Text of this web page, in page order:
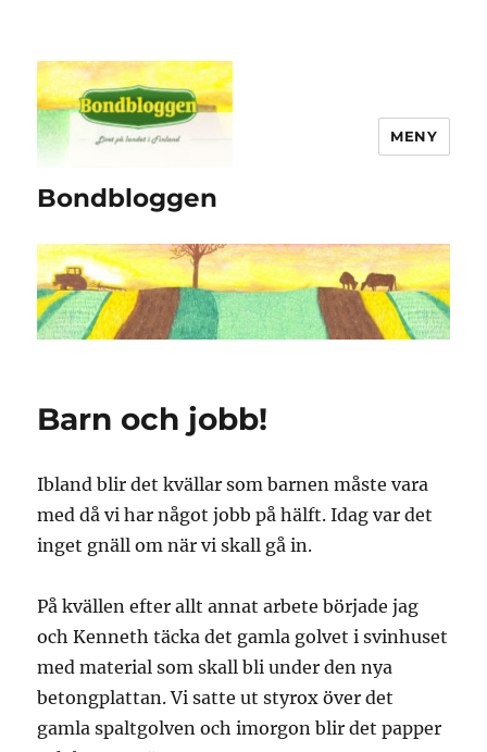
Bondbloggen
MENY
Barn och jobb!
Ibland blir det kvällar som barnen måste vara
med då vi har något jobb på hälft. Idag var det
inget gnäll om när vi skall gå in.
På kvällen efter allt annat arbete började jag
och Kenneth täcka det gamla golvet i svinhuset
med material som skall bli under den nya
betongplattan. Vi satte ut styrox över det
gamla spaltgolven och imorgon blir det papper